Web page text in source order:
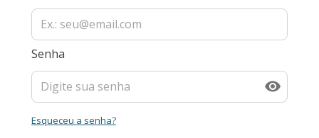
Senha
Esqueceu a senha?